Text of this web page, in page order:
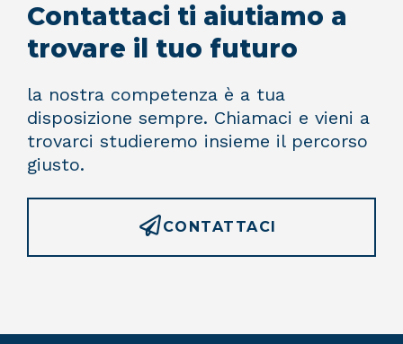
Contattaci ti aiutiamo a
trovare il tuo futuro
la nostra competenza è a tua
disposizione sempre. Chiamaci e vieni a
trovarci studieremo insieme il percorso
giusto.
CONTATTACI